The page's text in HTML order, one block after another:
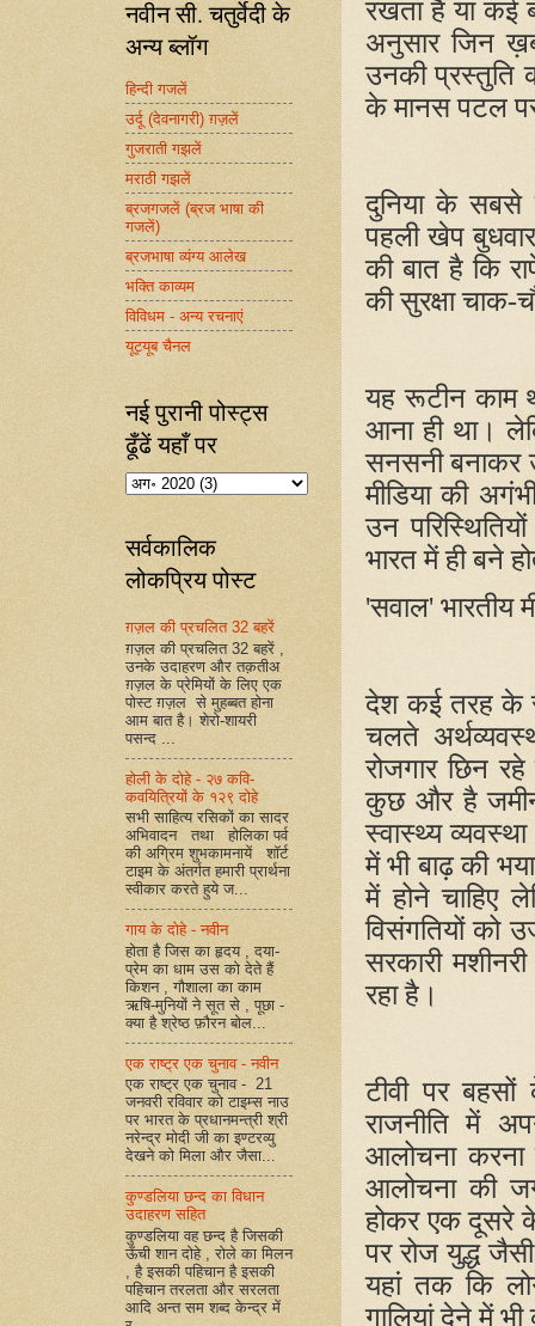
रखता है या कई
अनुसार जिन
उनकी प्रस्तुति
के मानस पटल पर
दुनिया के सबसे
पहली खेप
की बात है कि
की सुरक्षा चाक-
यह रूटीन काम
आना ही था।
सनसनी बनाकर
मीडिया की
उन
भारत में ही बने
'सवाल' भारतीय
देश कई तरह के
चलते
रोजगार छिन
कुछ और है
स्वास्थ्य
में भी बाढ़ की
में होने चाहिए
विसंगतियों को
सरकारी
रहा है।
टीवी पर
राजनीति में
आलोचना
आलोचना की
होकर एक दूसरे
पर रोज युद्ध
यहां तक कि
गालियां देने में
नवीन सी. चतुर्वेदी के
अन्य ब्लॉग
हिन्दी गजलें
उर्दू (देवनागरी) ग़ज़लें
गुजराती गझलें
मराठी गझलें
ब्रजगजलें (ब्रज भाषा की
गजलें)
ब्रजभाषा व्यंग्य आलेख
भक्ति काव्यम
विविधम - अन्य रचनाएं
यूट्यूब चैनल
नई पुरानी पोस्ट्स
ढूँढें यहाँ पर
सर्वकालिक
लोकप्रिय पोस्ट
ग़ज़ल की प्रचलित 32 बहरें
ग़ज़ल की प्रचलित 32 बहरें ,
उनके उदाहरण और तक़तीअ
ग़ज़ल के प्रेमियों के लिए एक
पोस्ट ग़ज़ल से मुहब्बत होना
आम बात है। शेरो-शायरी
पसन्द ...
होली के दोहे - २७ कवि-
कवयित्रियों के १२९ दोहे
सभी साहित्य रसिकों का सादर
अभिवादन तथा होलिका पर्व
की अग्रिम शुभकामनायें शॉर्ट
टाइम के अंतर्गत हमारी प्रार्थना
स्वीकार करते हुये ज...
गाय के दोहे - नवीन
होता है जिस का हृदय , दया-
प्रेम का धाम उस को देते हैं
किशन , गौशाला का काम
ऋषि-मुनियों ने सूत से , पूछा -
क्या है श्रेष्ठ फ़ौरन बोल...
एक राष्ट्र एक चुनाव - नवीन
एक राष्ट्र एक चुनाव - 21
जनवरी रविवार को टाइम्स नाउ
पर भारत के प्रधानमन्त्री श्री
नरेन्द्र मोदी जी का इण्टरव्यु
देखने को मिला और जैसा...
कुण्डलिया छन्द का विधान
उदाहरण सहित
कुण्डलिया वह छन्द है जिसकी
ऊँची शान दोहे , रोले का मिलन
, है इसकी पहिचान है इसकी
पहिचान तरलता और सरलता
आदि अन्त सम शब्द केन्द्र में